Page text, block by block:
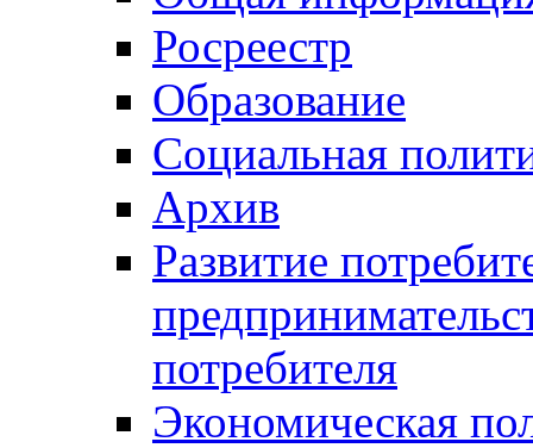
Росреестр
Образование
Социальная
Архив
Развитие
потребителя
Экономическая